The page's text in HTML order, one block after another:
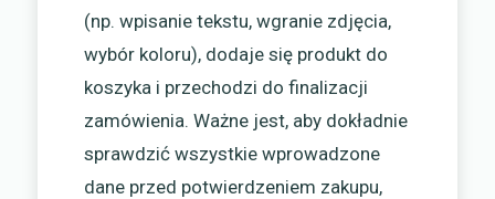
(np. wpisanie tekstu, wgranie zdjęcia,
wybór koloru), dodaje się produkt do
koszyka i przechodzi do finalizacji
zamówienia. Ważne jest, aby dokładnie
sprawdzić wszystkie wprowadzone
dane przed potwierdzeniem zakupu,